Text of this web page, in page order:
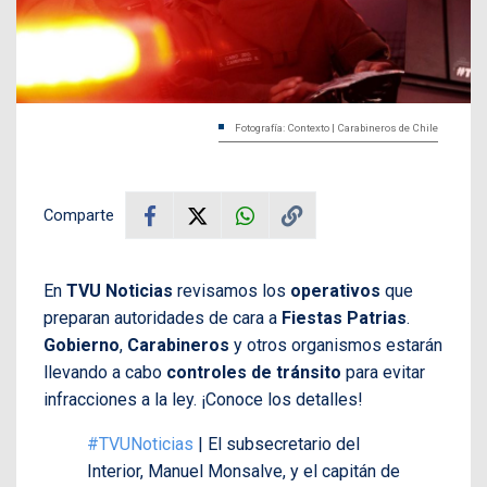
Fotografía: Contexto | Carabineros de Chile
Comparte
En TVU Noticias revisamos los operativos que
preparan autoridades de cara a Fiestas Patrias.
Gobierno, Carabineros y otros organismos estarán
llevando a cabo controles de tránsito para evitar
infracciones a la ley. ¡Conoce los detalles!
#TVUNoticias | El subsecretario del
Interior, Manuel Monsalve, y el capitán de